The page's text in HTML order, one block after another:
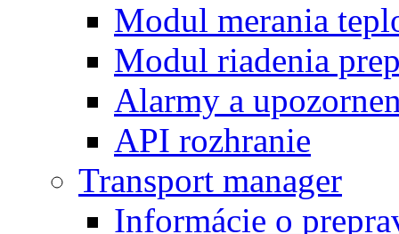
Modul merania
Modul riadenia
Alarmy a
API rozhranie
Transport manager
Informácie o